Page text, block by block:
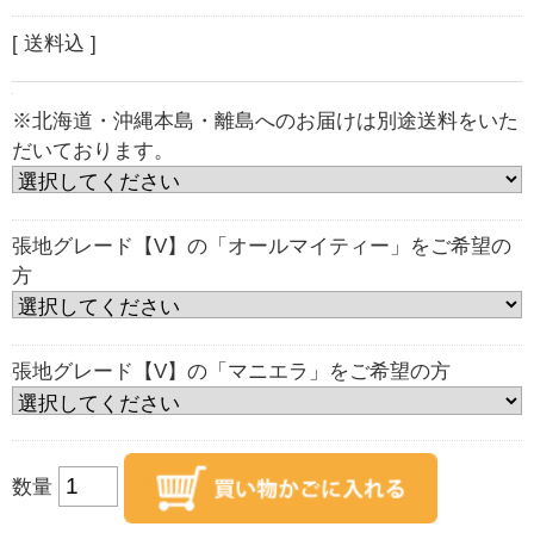
[ 送料込 ]
※北海道・沖縄本島・離島へのお届けは別途送料をいた
だいております。
張地グレード【V】の「オールマイティー」をご希望の
方
張地グレード【V】の「マニエラ」をご希望の方
数量